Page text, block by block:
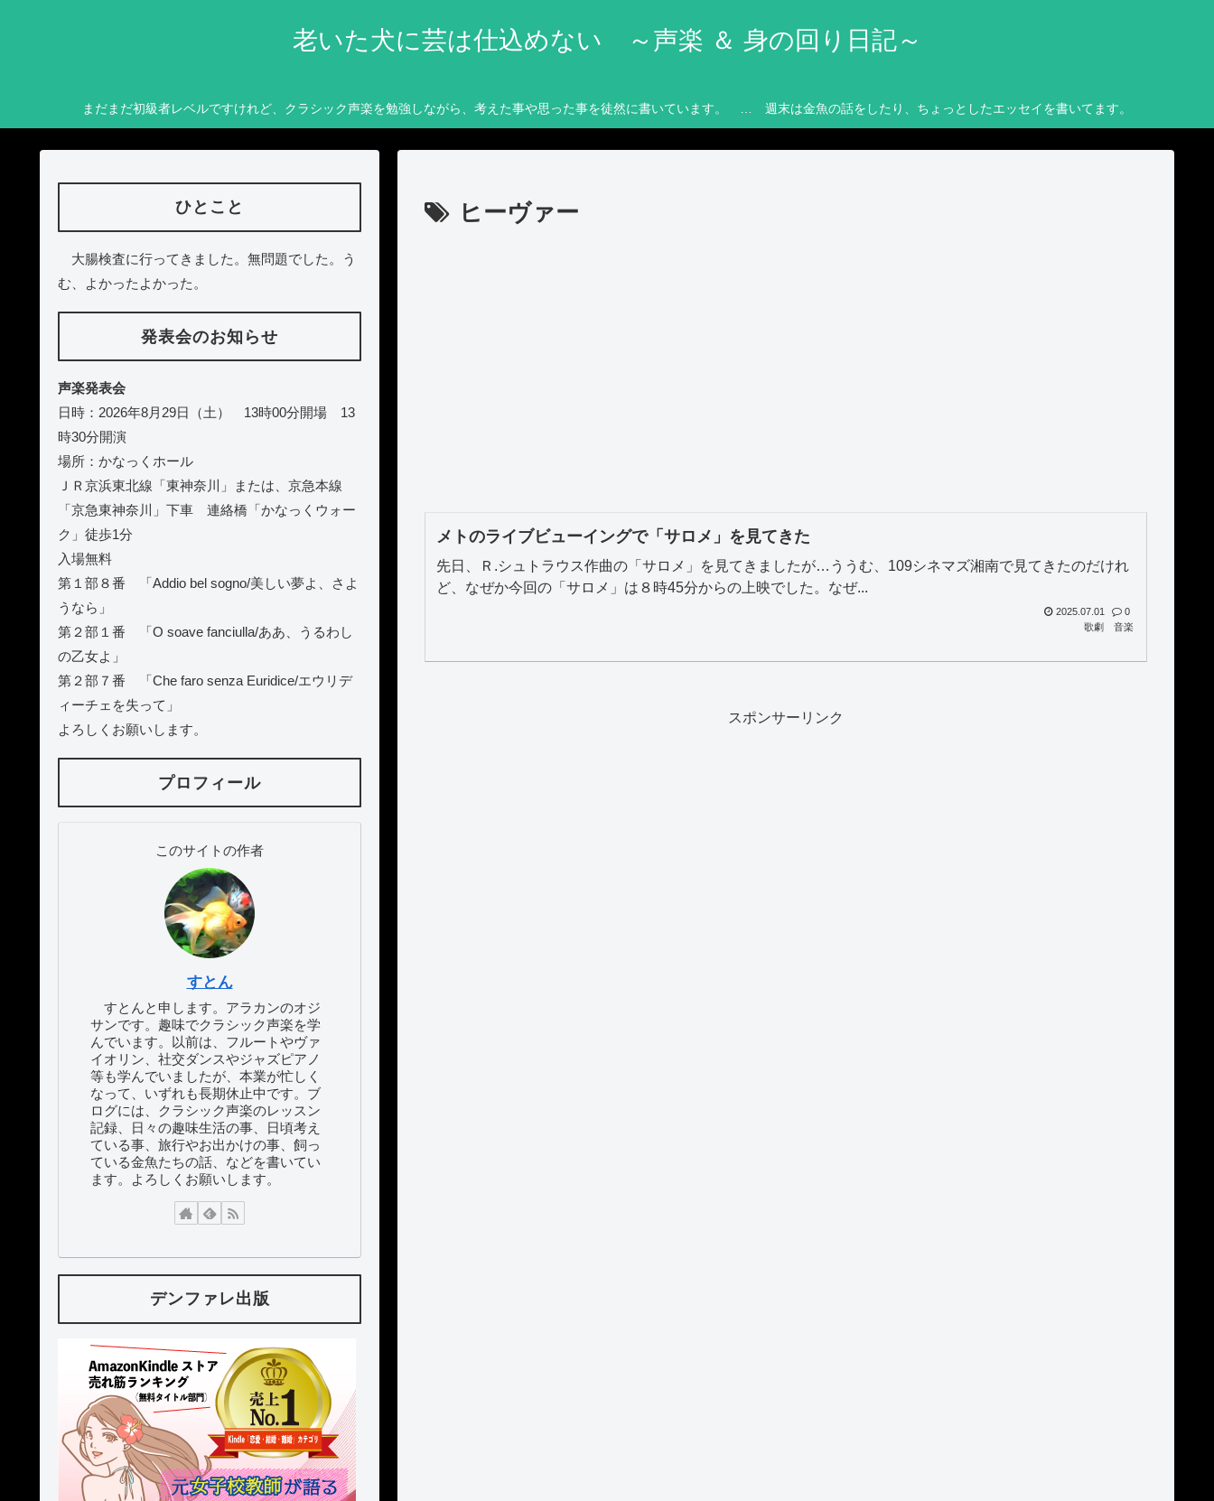
老いた犬に芸は仕込めない ～声楽 ＆ 身の回り日記～
まだまだ初級者レベルですけれど、クラシック声楽を勉強しながら、考えた事や思った事を徒然に書いています。 … 週末は金魚の話をしたり、ちょっとしたエッセイを書いてます。
ヒーヴァー
メトのライブビューイングで「サロメ」を見てきた
先日、Ｒ.シュトラウス作曲の「サロメ」を見てきましたが…ううむ、109シネマズ湘南で見てきたのだけれ
ど、なぜか今回の「サロメ」は８時45分からの上映でした。なぜ...
2025.07.01
0
歌劇
音楽
スポンサーリンク
ひとこと
大腸検査に行ってきました。無問題でした。う
む、よかったよかった。
発表会のお知らせ
声楽発表会
日時：2026年8月29日（土） 13時00分開場 13
時30分開演
場所：かなっくホール
ＪＲ京浜東北線「東神奈川」または、京急本線
「京急東神奈川」下車 連絡橋「かなっくウォー
ク」徒歩1分
入場無料
第１部８番 「Addio bel sogno/美しい夢よ、さよ
うなら」
第２部１番 「O soave fanciulla/ああ、うるわし
の乙女よ」
第２部７番 「Che faro senza Euridice/エウリデ
ィーチェを失って」
よろしくお願いします。
プロフィール
このサイトの作者
すとん
すとんと申します。アラカンのオジ
サンです。趣味でクラシック声楽を学
んでいます。以前は、フルートやヴァ
イオリン、社交ダンスやジャズピアノ
等も学んでいましたが、本業が忙しく
なって、いずれも長期休止中です。ブ
ログには、クラシック声楽のレッスン
記録、日々の趣味生活の事、日頃考え
ている事、旅行やお出かけの事、飼っ
ている金魚たちの話、などを書いてい
ます。よろしくお願いします。
デンファレ出版